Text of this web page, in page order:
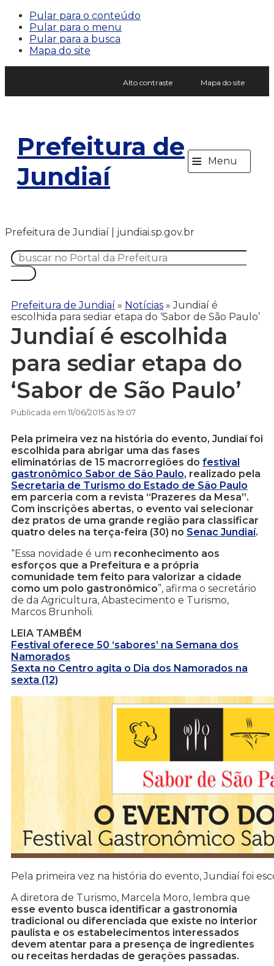
Pular para o conteúdo
Pular para o menu
Pular para a busca
Mapa do site
Alto contraste Mapa do site
Prefeitura de
Jundiaí
≡ Menu
Prefeitura de Jundiaí | jundiai.sp.gov.br
Prefeitura de Jundiaí » Notícias »Jundiaí é
escolhida para sediar etapa do ‘Sabor de São Paulo’
Jundiaí é escolhida
para sediar etapa do
‘Sabor de São Paulo’
Publicada em 11/06/2015 às 19:07
Pela primeira vez na história do evento, Jundiaí foi
escolhida para abrigar uma das fases
eliminatórias de 15 macrorregiões do festival
gastronômico Sabor de São Paulo, realizado pela
Secretaria de Turismo do Estado de São Paulo
em parceria com a revista “Prazeres da Mesa”.
Com inscrições abertas, o evento vai selecionar
dez pratos de uma grande região para classificar
quatro deles na terça-feira (30) no Senac Jundiaí.
“Essa novidade é um reconhecimento aos
esforços que a Prefeitura e a própria
comunidade tem feito para valorizar a cidade
como um polo gastronômico”, afirma o secretário
de da Agricultura, Abastecimento e Turismo,
Marcos Brunholi.
LEIA TAMBÉM
Festival oferece 50 ‘sabores’ na Semana dos
Namorados
Sexta no Centro agita o Dia dos Namorados na
sexta (12)
Pela primeira vez na história do evento, Jundiaí foi
A diretora de Turismo, Marcela Moro, lembra que
esse evento busca identificar a gastronomia
tradicional ou diferenciada que existe no interior
paulista e os estabelecimentos interessados
devem atentar para a presença de ingredientes
ou receitas herdadas de gerações passadas.